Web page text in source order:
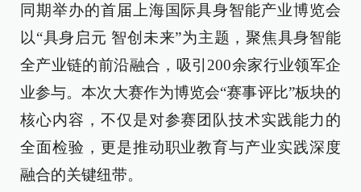
同期举办的首届上海国际具身智能产业博览会
以“具身启元 智创未来”为主题，聚焦具身智能
全产业链的前沿融合，吸引200余家行业领军企
业参与。本次大赛作为博览会“赛事评比”板块的
核心内容，不仅是对参赛团队技术实践能力的
全面检验，更是推动职业教育与产业实践深度
融合的关键纽带。